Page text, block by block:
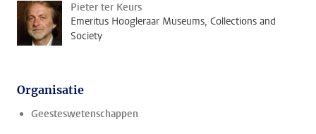
Pieter ter Keurs
Emeritus Hoogleraar Museums, Collections and
Society
Organisatie
Geesteswetenschappen